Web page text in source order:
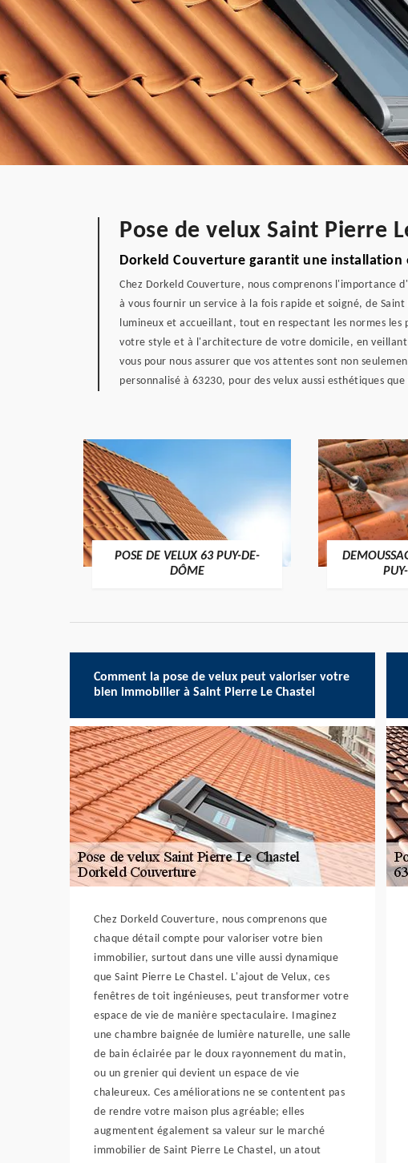
Pose de velux Saint Pierre
Dorkeld Couverture garantit une installation
Chez Dorkeld Couverture, nous comprenons l'importance
à vous fournir un service à la fois rapide et soigné, de
lumineux et accueillant, tout en respectant les normes
votre style et à l'architecture de votre domicile, en
vous pour nous assurer que vos attentes sont non
personnalisé à 63230, pour des velux aussi esthétiques
POSE DE VELUX 63 PUY-DE-
DÔME
Comment la pose de velux peut valoriser votre
bien immobilier à Saint Pierre Le Chastel
Chez Dorkeld Couverture, nous comprenons que
chaque détail compte pour valoriser votre bien
immobilier, surtout dans une ville aussi dynamique
que Saint Pierre Le Chastel. L'ajout de Velux, ces
fenêtres de toit ingénieuses, peut transformer votre
espace de vie de manière spectaculaire. Imaginez
une chambre baignée de lumière naturelle, une salle
de bain éclairée par le doux rayonnement du matin,
ou un grenier qui devient un espace de vie
chaleureux. Ces améliorations ne se contentent pas
de rendre votre maison plus agréable; elles
augmentent également sa valeur sur le marché
immobilier de Saint Pierre Le Chastel, un atout